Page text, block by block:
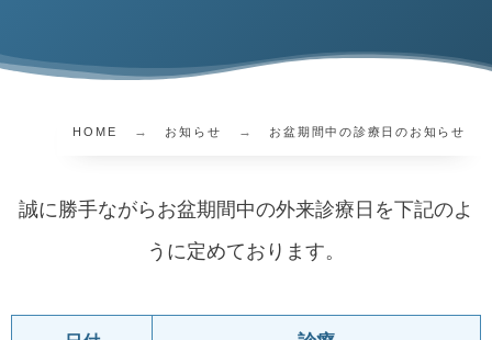
HOME お知らせ お盆期間中の診療日のお知らせ
誠に勝手ながらお盆期間中の外来診療日を下記のよ
うに定めております。